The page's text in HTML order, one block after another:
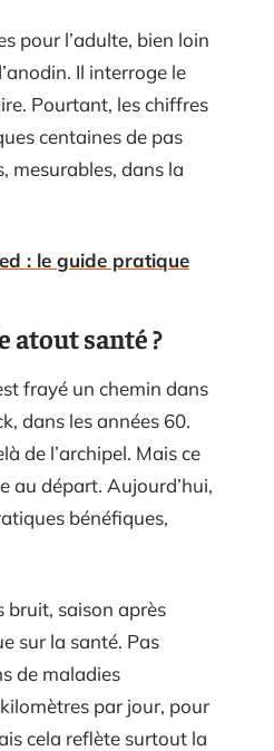
pour l’adulte, bien loin
Il interroge le
Pourtant, les chiffres
centaines de pas
mesurables, dans la
: le guide pratique
atout santé ?
frayé un chemin dans
dans les années 60.
de l’archipel. Mais ce
au départ. Aujourd’hui,
bénéfiques,
bruit, saison après
sur la santé. Pas
de maladies
par jour, pour
cela reflète surtout la